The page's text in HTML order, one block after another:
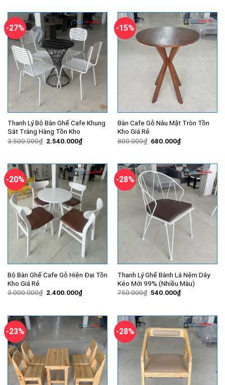
1.350.000₫.
960.000₫.
-27%
Thanh Lý Bộ Bàn Ghế Cafe Khung
Sắt Trắng Hàng Tồn Kho
3.500.000₫ Giá
2.540.000₫Giá
hiện
2.540.000₫.
-15%
Bàn Cafe Gỗ Nâu Mặt Tròn Tồn
Kho Giá Rẻ
800.000₫ Giá
680.000₫Giá
hiện
680.000₫.
-20%
Bộ Bàn Ghế Cafe Gỗ Hiện Đại Tồn
Kho Giá Rẻ
3.000.000₫ Giá
2.400.000₫Giá
hiện
2.400.000₫.
-28%
Thanh Lý Ghế Bành Lá Nệm Dây
Kéo Mới 99% (Nhiều Màu)
750.000₫ Giá
540.000₫Giá
hiện
540.000₫.
-23% -28%